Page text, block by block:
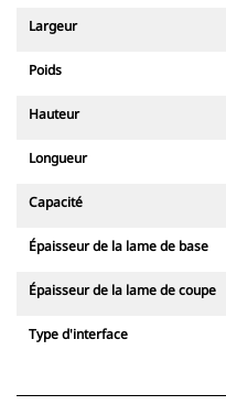
Largeur
Poids
Hauteur
Longueur
Capacité
Épaisseur de la lame de base
Épaisseur de la lame de coupe
Type d'interface